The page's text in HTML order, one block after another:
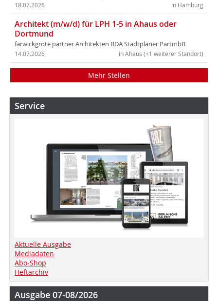
in Hamburg
18.07.2026
Architekt (m/w/d) für LPH 1-5 in Ahaus oder
Dortmund
farwickgrote partner Architekten BDA Stadtplaner PartmbB
in Ahaus (+1 weiterer Standort)
14.07.2026
Mehr Stellen
Service
Aktuelle Ausgabe
Mediadaten
Abo-Shop
Heftarchiv
Ausgabe 07-08/2026